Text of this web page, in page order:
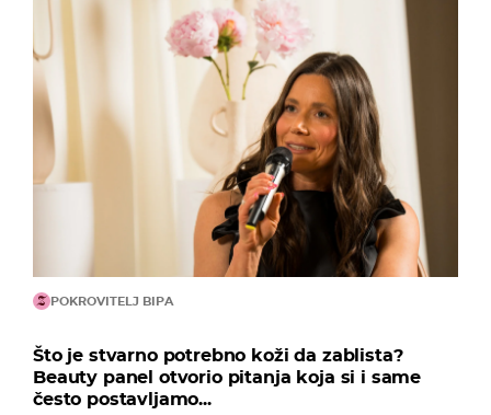
POKROVITELJ BIPA
Što je stvarno potrebno koži da zablista?
Beauty panel otvorio pitanja koja si i same
često postavljamo...